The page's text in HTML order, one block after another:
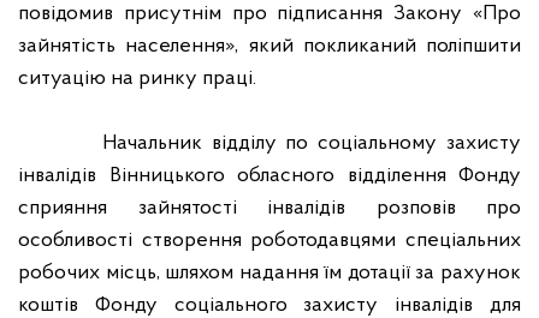
повідомив присутнім про підписання Закону «Про
зайнятість населення», який покликаний поліпшити
ситуацію на ринку праці.
Начальник відділу по соціальному захисту
інвалідів Вінницького обласного відділення Фонду
сприяння зайнятості інвалідів розповів про
особливості створення роботодавцями спеціальних
робочих місць, шляхом надання їм дотації за рахунок
коштів Фонду соціального захисту інвалідів для